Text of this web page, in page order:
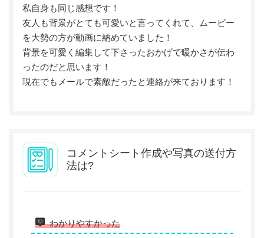
私自身も同じ感想です！
友人も背景がとても可愛いと言ってくれて、ムービー
を大勢の方が動画に納めていました！
背景を可愛く編集して下さったおかげで暖かさが伝わ
ったのだと思います！
現在でもメールで素敵だったと連絡が来ております！
コメントシート作成や写真の送付方
法は?
わかりやすかった